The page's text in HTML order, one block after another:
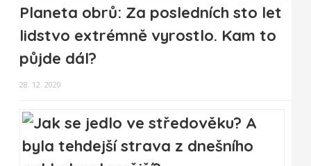
Planeta obrů: Za posledních sto let
lidstvo extrémně vyrostlo. Kam to
půjde dál?
28. 12. 2020